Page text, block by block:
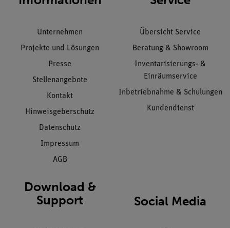
Unternehmen
Projekte und Lösungen
Presse
Stellenangebote
Kontakt
Hinweisgeberschutz
Datenschutz
Impressum
AGB
Übersicht Service
Beratung & Showroom
Inventarisierungs- &
Einräumservice
Inbetriebnahme & Schulungen
Kundendienst
Download &
Support
Social Media